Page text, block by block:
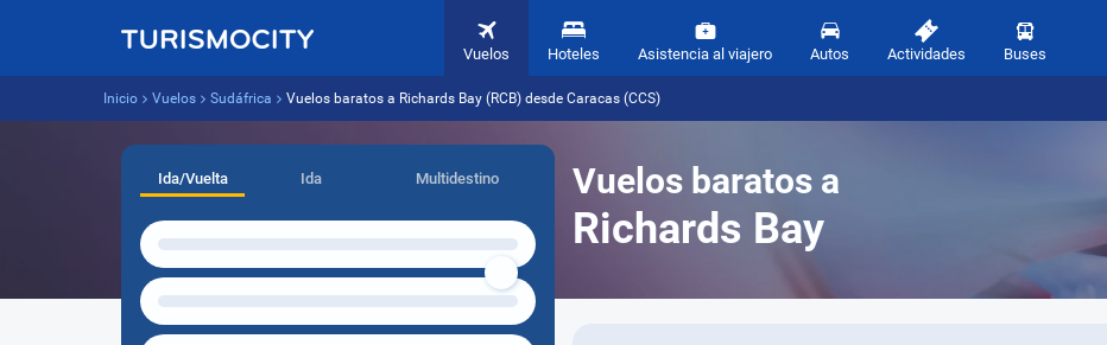
Vuelos Hoteles Asistencia al viajero Autos Actividades Buses
Inicio Vuelos Sudáfrica Vuelos baratos a Richards Bay (RCB) desde Caracas (CCS)
Vuelos baratos a
Richards Bay
Ida/Vuelta Ida Multidestino